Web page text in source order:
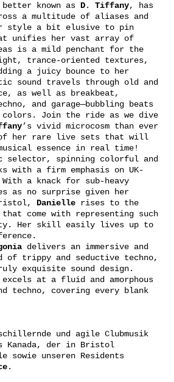
known as D. Tiffany, has
a multitude of aliases and
style a bit elusive to pin
unifies her vast array of
is a mild penchant for the
trance-oriented textures,
a juicy bounce to her
sound travels through old and
as well as breakbeat,
and garage—bubbling beats
colors. Join the ride as we dive
’s vivid microcosm than ever
of her rare live sets that will
essence in real time!
selector, spinning colorful and
with a firm emphasis on UK-
a knack for sub-heavy
as no surprise given her
Danielle rises to the
come with representing such
Her skill easily lives up to
delivers an immersive and
of trippy and seductive techno,
exquisite sound design.
excels at a fluid and amorphous
techno, covering every blank
und agile Clubmusik
Kanada, der in Bristol
sowie unseren Residents
.